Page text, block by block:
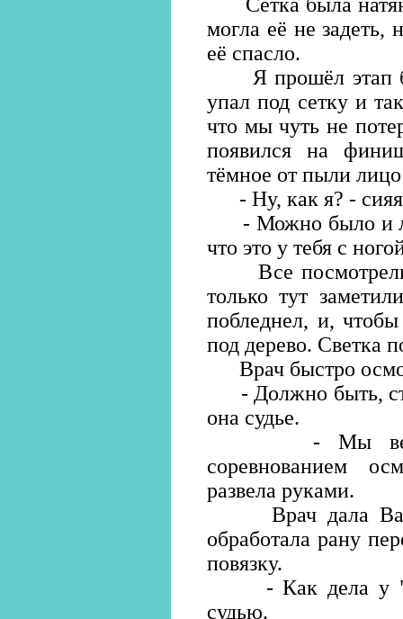
могла её не задеть,
её спасло.
Я прошёл этап
упал под сетку и
что мы чуть не
появился на
тёмное от пыли
- Ну, как я? - сияя
- Можно было и
что это у тебя с
Все посмотрели
только тут
побледнел, и,
под дерево. Светка
Врач быстро
- Должно быть,
она судье.
- Мы ведь
соревнованием
развела руками.
Врач дала
обработала рану
повязку.
- Как дела у
судью.